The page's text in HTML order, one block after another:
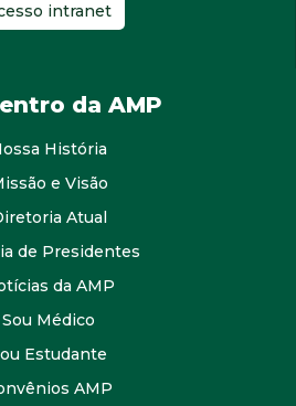
intranet
da AMP
História
e Visão
Atual
de Presidentes
da AMP
Sou Médico
Estudante
AMP